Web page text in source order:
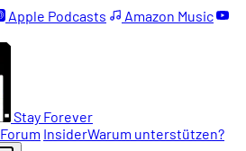
Apple Podcasts
Amazon Music
Stay Forever
Forum InsiderWarum unterstützen?